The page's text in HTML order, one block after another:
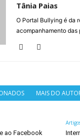
Tânia Paias
O Portal Bullying é da
acompanhamento
MAIS DO
ao Facebook